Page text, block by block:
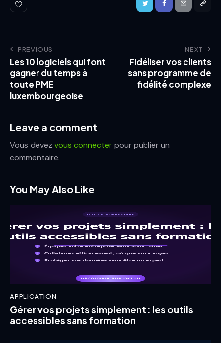
PREVIOUS
Les 10 logiciels qui font
gagner du temps à
toute PME
luxembourgeoise
NEXT
Fidéliser vos clients
sans programme de
fidélité complexe
Leave a comment
Vous devezvous connecter pour publier un
commentaire.
You May Also Like
APPLICATION
Gérer vos projets simplement : les outils
accessibles sans formation